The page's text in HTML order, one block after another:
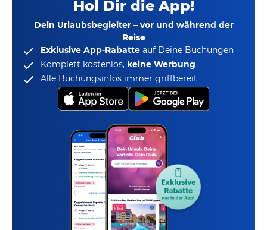
Hol Dir die App!
Dein Urlaubsbegleiter – vor und während der
Reise
Exklusive App-Rabatte auf Deine Buchungen
Komplett kostenlos, keine Werbung
Alle Buchungsinfos immer griffbereit